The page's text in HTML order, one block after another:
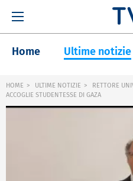
Home Ultime notizie
HOME ULTIME NOTIZIE
RETTORE
ACCOGLIE STUDENTESSE DI GAZA